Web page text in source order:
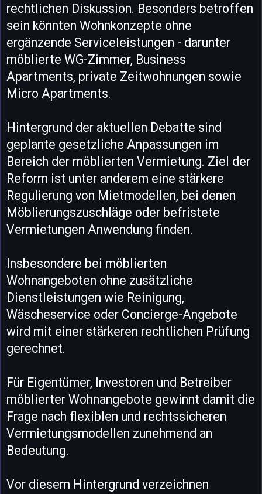
rechtlichen Diskussion. Besonders betroffen
sein könnten Wohnkonzepte ohne
ergänzende Serviceleistungen - darunter
möblierte WG-Zimmer, Business
Apartments, private Zeitwohnungen sowie
Micro Apartments.
Hintergrund der aktuellen Debatte sind
geplante gesetzliche Anpassungen im
Bereich der möblierten Vermietung. Ziel der
Reform ist unter anderem eine stärkere
Regulierung von Mietmodellen, bei denen
Möblierungszuschläge oder befristete
Vermietungen Anwendung finden.
Insbesondere bei möblierten
Wohnangeboten ohne zusätzliche
Dienstleistungen wie Reinigung,
Wäscheservice oder Concierge-Angebote
wird mit einer stärkeren rechtlichen Prüfung
gerechnet.
Für Eigentümer, Investoren und Betreiber
möblierter Wohnangebote gewinnt damit die
Frage nach flexiblen und rechtssicheren
Vermietungsmodellen zunehmend an
Bedeutung.
Vor diesem Hintergrund verzeichnen